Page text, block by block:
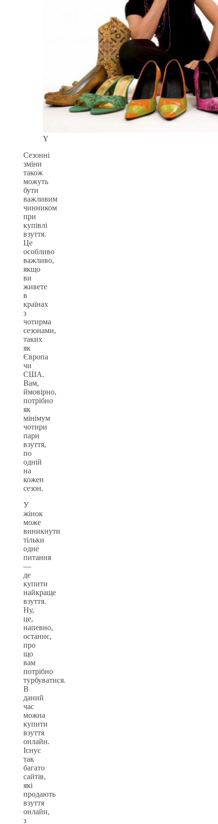
Y
Сезонні
зміни
також
можуть
бути
важливим
чинником
при
купівлі
взуття.
Це
особливо
важливо,
якщо
ви
живете
в
країнах
з
чотирма
сезонами,
таких
як
Європа
чи
США.
Вам,
ймовірно,
потрібно
як
мінімум
чотири
пари
взуття,
по
одній
на
кожен
сезон.
У
жінок
може
виникнути
тільки
одне
питання
—
де
купити
найкраще
взуття.
Ну,
це,
напевно,
останнє,
про
що
вам
потрібно
турбуватися.
В
даний
час
можна
купити
взуття
онлайн.
Існує
так
багато
сайтів,
які
продають
взуття
онлайн,
з